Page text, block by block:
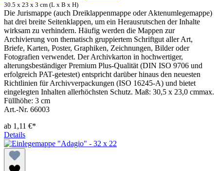
30.5 x 23 x 3 cm (L x B x H)
Die Jurismappe (auch Dreiklappenmappe oder Aktenumlegemappe)
hat drei breite Seitenklappen, um ein Herausrutschen der Inhalte
wirksam zu verhindern. Häufig werden die Mappen zur
Archivierung von thematisch gruppiertem Schriftgut aller Art,
Briefe, Karten, Poster, Graphiken, Zeichnungen, Bilder oder
Fotografien verwendet. Der Archivkarton in hochwertiger,
alterungsbeständiger Premium Plus-Qualität (DIN ISO 9706 und
erfolgreich PAT-getestet) entspricht darüber hinaus den neuesten
Richtlinien für Archivverpackungen (ISO 16245-A) und bietet
eingelegten Inhalten allerhöchsten Schutz. Maß: 30,5 x 23,0 cmmax.
Füllhöhe: 3 cm
Art.-Nr. 66003
ab 1,11 €*
Details